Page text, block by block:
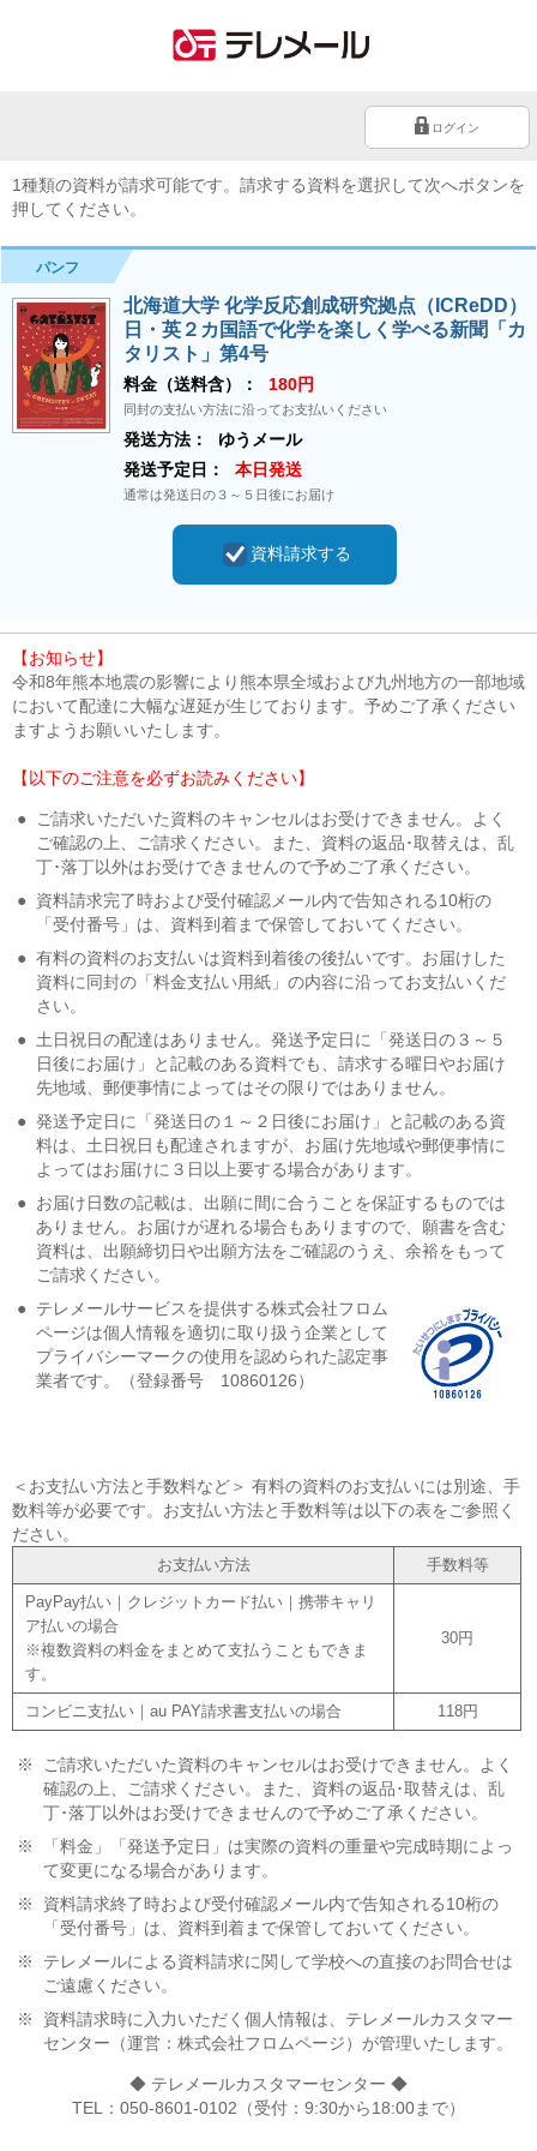
ログイン
1種類の資料が請求可能です。請求する資料を選択して次へボタンを
押してください。
パンフ
北海道大学 化学反応創成研究拠点（ICReDD）
日・英２カ国語で化学を楽しく学べる新聞「カ
タリスト」第4号
料金（送料含）： 180円
同封の支払い方法に沿ってお支払いください
発送方法：
ゆうメール
発送予定日：
本日発送
通常は発送日の３～５日後にお届け
資料請求する
【お知らせ】
令和8年熊本地震の影響により熊本県全域および九州地方の一部地域
において配達に大幅な遅延が生じております。予めご了承ください
ますようお願いいたします。
【以下のご注意を必ずお読みください】
●
ご請求いただいた資料のキャンセルはお受けできません。よく
ご確認の上、ご請求ください。また、資料の返品･取替えは、乱
丁･落丁以外はお受けできませんので予めご了承ください。
● 資料請求完了時および受付確認メール内で告知される10桁の
「受付番号」は、資料到着まで保管しておいてください。
● 有料の資料のお支払いは資料到着後の後払いです。お届けした
資料に同封の「料金支払い用紙」の内容に沿ってお支払いくだ
さい。
● 土日祝日の配達はありません。発送予定日に「発送日の３～５
日後にお届け」と記載のある資料でも、請求する曜日やお届け
先地域、郵便事情によってはその限りではありません。
● 発送予定日に「発送日の１～２日後にお届け」と記載のある資
料は、土日祝日も配達されますが、お届け先地域や郵便事情に
よってはお届けに３日以上要する場合があります。
● お届け日数の記載は、出願に間に合うことを保証するものでは
ありません。お届けが遅れる場合もありますので、願書を含む
資料は、出願締切日や出願方法をご確認のうえ、余裕をもって
ご請求ください。
● テレメールサービスを提供する株式会社フロム
ページは個人情報を適切に取り扱う企業として
プライバシーマークの使用を認められた認定事
業者です。（登録番号 10860126）
＜お支払い方法と手数料など＞ 有料の資料のお支払いには別途、手
数料等が必要です。お支払い方法と手数料等は以下の表をご参照く
ださい。
お支払い方法 手数料等
PayPay払い｜クレジットカード払い｜携帯キャリ
ア払いの場合
※複数資料の料金をまとめて支払うこともできま
す。
30円
コンビニ支払い｜au PAY請求書支払いの場合 118円
※
ご請求いただいた資料のキャンセルはお受けできません。よく
確認の上、ご請求ください。また、資料の返品･取替えは、乱
丁･落丁以外はお受けできませんので予めご了承ください。
※
「料金」「発送予定日」は実際の資料の重量や完成時期によっ
て変更になる場合があります。
※
資料請求終了時および受付確認メール内で告知される10桁の
「受付番号」は、資料到着まで保管しておいてください。
※
テレメールによる資料請求に関して学校への直接のお問合せは
ご遠慮ください。
※
資料請求時に入力いただく個人情報は、テレメールカスタマー
センター（運営：株式会社フロムページ）が管理いたします。
◆ テレメールカスタマーセンター ◆
TEL：050-8601-0102（受付：9:30から18:00まで）